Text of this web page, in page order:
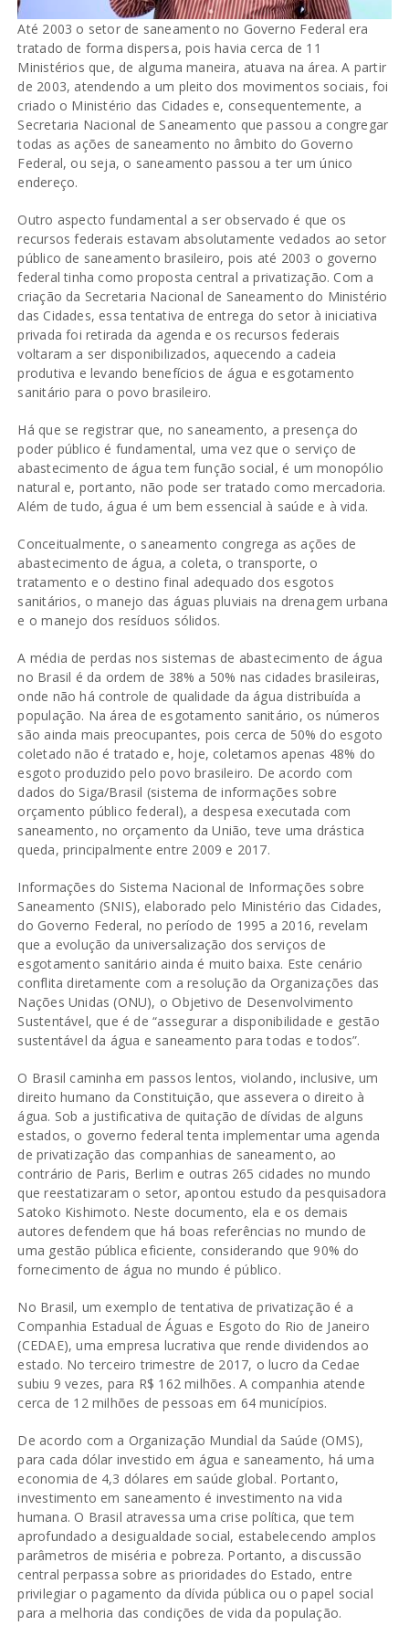
Até 2003 o setor de saneamento no Governo Federal era
tratado de forma dispersa, pois havia cerca de 11
Ministérios que, de alguma maneira, atuava na área. A partir
de 2003, atendendo a um pleito dos movimentos sociais, foi
criado o Ministério das Cidades e, consequentemente, a
Secretaria Nacional de Saneamento que passou a congregar
todas as ações de saneamento no âmbito do Governo
Federal, ou seja, o saneamento passou a ter um único
endereço.
Outro aspecto fundamental a ser observado é que os
recursos federais estavam absolutamente vedados ao setor
público de saneamento brasileiro, pois até 2003 o governo
federal tinha como proposta central a privatização. Com a
criação da Secretaria Nacional de Saneamento do Ministério
das Cidades, essa tentativa de entrega do setor à iniciativa
privada foi retirada da agenda e os recursos federais
voltaram a ser disponibilizados, aquecendo a cadeia
produtiva e levando benefícios de água e esgotamento
sanitário para o povo brasileiro.
Há que se registrar que, no saneamento, a presença do
poder público é fundamental, uma vez que o serviço de
abastecimento de água tem função social, é um monopólio
natural e, portanto, não pode ser tratado como mercadoria.
Além de tudo, água é um bem essencial à saúde e à vida.
Conceitualmente, o saneamento congrega as ações de
abastecimento de água, a coleta, o transporte, o
tratamento e o destino final adequado dos esgotos
sanitários, o manejo das águas pluviais na drenagem urbana
e o manejo dos resíduos sólidos.
A média de perdas nos sistemas de abastecimento de água
no Brasil é da ordem de 38% a 50% nas cidades brasileiras,
onde não há controle de qualidade da água distribuída a
população. Na área de esgotamento sanitário, os números
são ainda mais preocupantes, pois cerca de 50% do esgoto
coletado não é tratado e, hoje, coletamos apenas 48% do
esgoto produzido pelo povo brasileiro. De acordo com
dados do Siga/Brasil (sistema de informações sobre
orçamento público federal), a despesa executada com
saneamento, no orçamento da União, teve uma drástica
queda, principalmente entre 2009 e 2017.
Informações do Sistema Nacional de Informações sobre
Saneamento (SNIS), elaborado pelo Ministério das Cidades,
do Governo Federal, no período de 1995 a 2016, revelam
que a evolução da universalização dos serviços de
esgotamento sanitário ainda é muito baixa. Este cenário
conflita diretamente com a resolução da Organizações das
Nações Unidas (ONU), o Objetivo de Desenvolvimento
Sustentável, que é de “assegurar a disponibilidade e gestão
sustentável da água e saneamento para todas e todos”.
O Brasil caminha em passos lentos, violando, inclusive, um
direito humano da Constituição, que assevera o direito à
água. Sob a justificativa de quitação de dívidas de alguns
estados, o governo federal tenta implementar uma agenda
de privatização das companhias de saneamento, ao
contrário de Paris, Berlim e outras 265 cidades no mundo
que reestatizaram o setor, apontou estudo da pesquisadora
Satoko Kishimoto. Neste documento, ela e os demais
autores defendem que há boas referências no mundo de
uma gestão pública eficiente, considerando que 90% do
fornecimento de água no mundo é público.
No Brasil, um exemplo de tentativa de privatização é a
Companhia Estadual de Águas e Esgoto do Rio de Janeiro
(CEDAE), uma empresa lucrativa que rende dividendos ao
estado. No terceiro trimestre de 2017, o lucro da Cedae
subiu 9 vezes, para R$ 162 milhões. A companhia atende
cerca de 12 milhões de pessoas em 64 municípios.
De acordo com a Organização Mundial da Saúde (OMS),
para cada dólar investido em água e saneamento, há uma
economia de 4,3 dólares em saúde global. Portanto,
investimento em saneamento é investimento na vida
humana. O Brasil atravessa uma crise política, que tem
aprofundado a desigualdade social, estabelecendo amplos
parâmetros de miséria e pobreza. Portanto, a discussão
central perpassa sobre as prioridades do Estado, entre
privilegiar o pagamento da dívida pública ou o papel social
para a melhoria das condições de vida da população.